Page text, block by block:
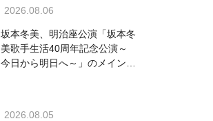
出演者・曲目情報
2026.08.06
坂本冬美、明治座公演「坂本冬
美歌手生活40周年記念公演～
今日から明日へ～」のメインビ
2026.08.05